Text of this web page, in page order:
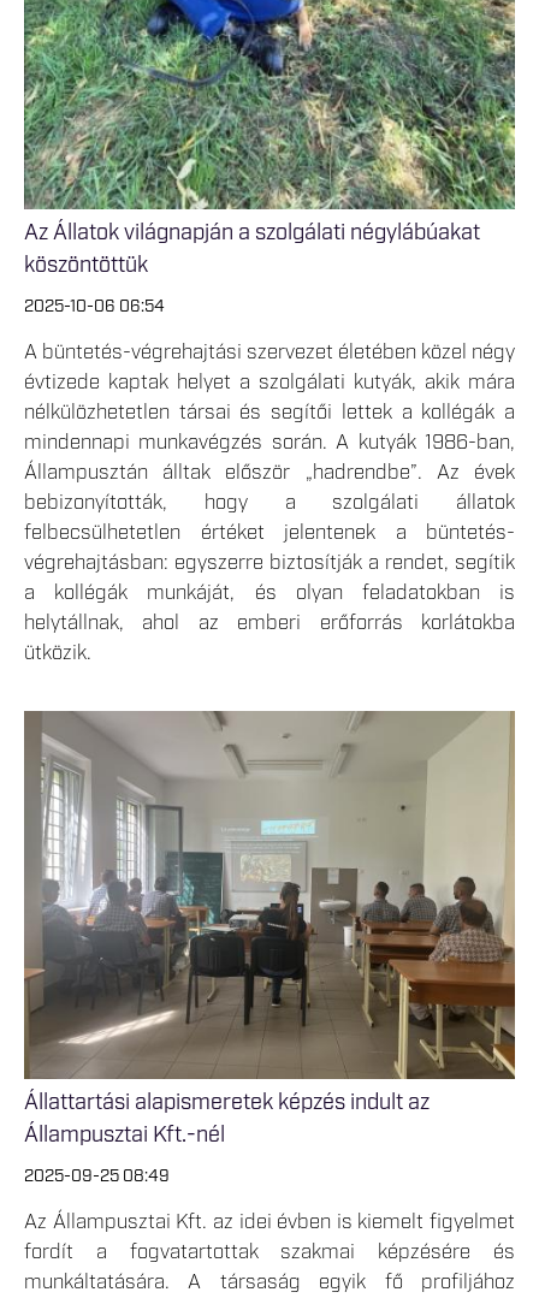
Az Állatok világnapján a szolgálati négylábúakat
köszöntöttük
2025-10-06 06:54
A büntetés-végrehajtási szervezet életében közel négy
évtizede kaptak helyet a szolgálati kutyák, akik mára
nélkülözhetetlen társai és segítői lettek a kollégák a
mindennapi munkavégzés során. A kutyák 1986-ban,
Állampusztán álltak először „hadrendbe”. Az évek
bebizonyították, hogy a szolgálati állatok
felbecsülhetetlen értéket jelentenek a büntetés-
végrehajtásban: egyszerre biztosítják a rendet, segítik
a kollégák munkáját, és olyan feladatokban is
helytállnak, ahol az emberi erőforrás korlátokba
ütközik.
Állattartási alapismeretek képzés indult az
Állampusztai Kft.-nél
2025-09-25 08:49
Az Állampusztai Kft. az idei évben is kiemelt figyelmet
fordít a fogvatartottak szakmai képzésére és
munkáltatására. A társaság egyik fő profiljához